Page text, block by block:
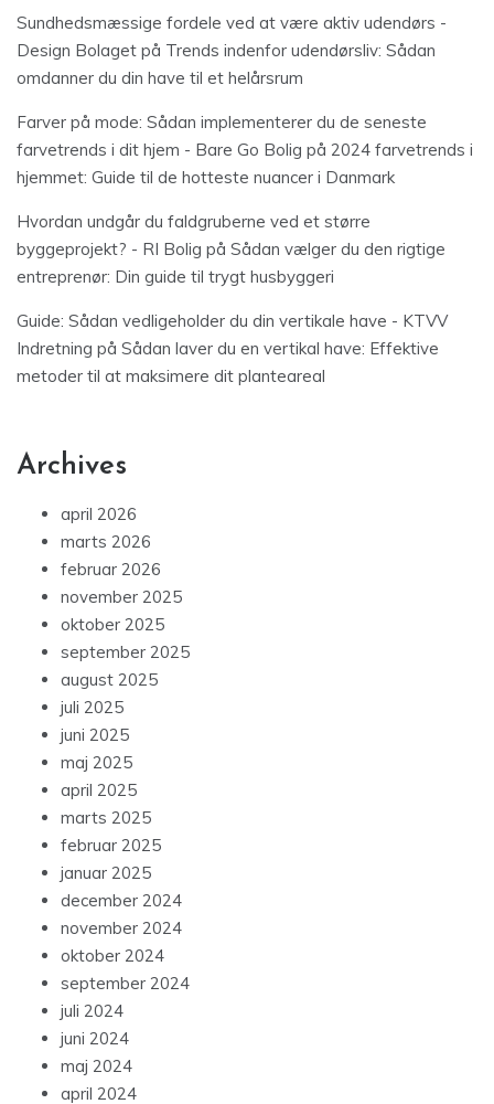
Sundhedsmæssige fordele ved at være aktiv udendørs -
Design Bolaget på Trends indenfor udendørsliv: Sådan
omdanner du din have til et helårsrum
Farver på mode: Sådan implementerer du de seneste
farvetrends i dit hjem - Bare Go Bolig på 2024 farvetrends i
hjemmet: Guide til de hotteste nuancer i Danmark
Hvordan undgår du faldgruberne ved et større
byggeprojekt? - RI Bolig på Sådan vælger du den rigtige
entreprenør: Din guide til trygt husbyggeri
Guide: Sådan vedligeholder du din vertikale have - KTVV
Indretning på Sådan laver du en vertikal have: Effektive
metoder til at maksimere dit planteareal
Archives
april 2026
marts 2026
februar 2026
november 2025
oktober 2025
september 2025
august 2025
juli 2025
juni 2025
maj 2025
april 2025
marts 2025
februar 2025
januar 2025
december 2024
november 2024
oktober 2024
september 2024
juli 2024
juni 2024
maj 2024
april 2024